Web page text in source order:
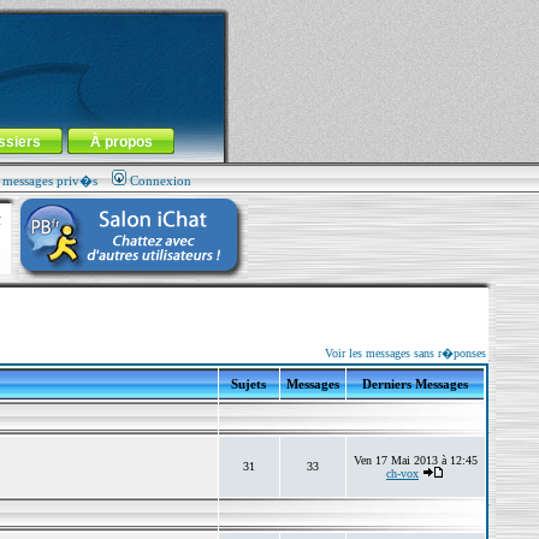
À propos
priv�s Connexion
Voir les messages sans r�ponses
Sujets Messages Derniers Messages
31 33
Ven 17 Mai 2013 à 12:45
ch-vox